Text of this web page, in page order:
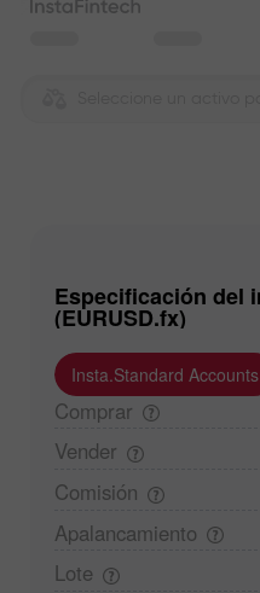
Especificación del instrumento
(EURUSD.fx)
Insta.Standard Accounts
Comprar
Vender
Comisión
Apalancamiento
Lote